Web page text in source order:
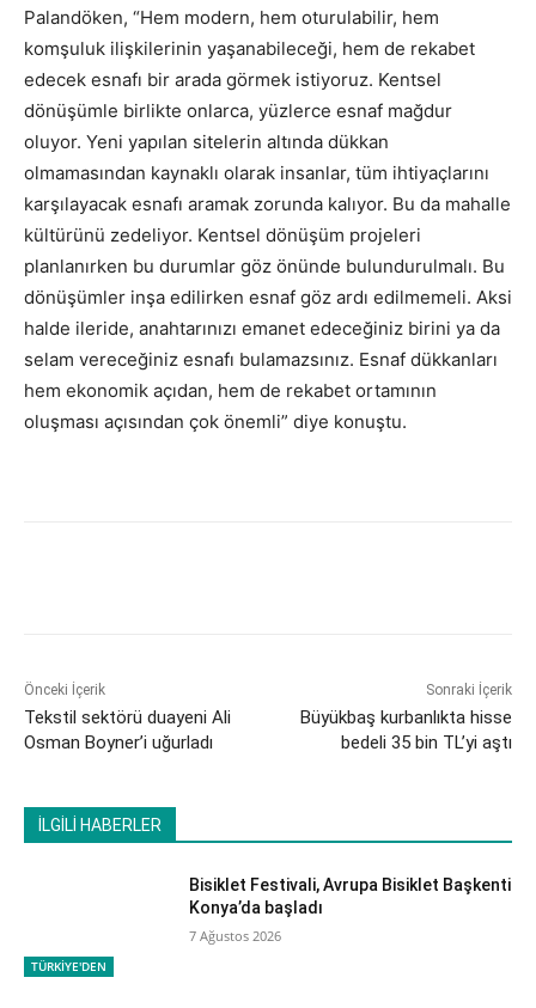
Palandöken, “Hem modern, hem oturulabilir, hem
komşuluk ilişkilerinin yaşanabileceği, hem de rekabet
edecek esnafı bir arada görmek istiyoruz. Kentsel
dönüşümle birlikte onlarca, yüzlerce esnaf mağdur
oluyor. Yeni yapılan sitelerin altında dükkan
olmamasından kaynaklı olarak insanlar, tüm ihtiyaçlarını
karşılayacak esnafı aramak zorunda kalıyor. Bu da mahalle
kültürünü zedeliyor. Kentsel dönüşüm projeleri
planlanırken bu durumlar göz önünde bulundurulmalı. Bu
dönüşümler inşa edilirken esnaf göz ardı edilmemeli. Aksi
halde ileride, anahtarınızı emanet edeceğiniz birini ya da
selam vereceğiniz esnafı bulamazsınız. Esnaf dükkanları
hem ekonomik açıdan, hem de rekabet ortamının
oluşması açısından çok önemli” diye konuştu.
Önceki İçerik
Tekstil sektörü duayeni Ali
Osman Boyner’i uğurladı
Sonraki İçerik
Büyükbaş kurbanlıkta hisse
bedeli 35 bin TL’yi aştı
İLGİLİ HABERLER
TÜRKİYE'DEN
Bisiklet Festivali, Avrupa Bisiklet Başkenti
Konya’da başladı
7 Ağustos 2026